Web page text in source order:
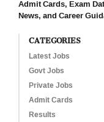
Admit Cards, Exam
News, and Career
CATEGORIES
Latest Jobs
Govt Jobs
Private Jobs
Admit Cards
Results